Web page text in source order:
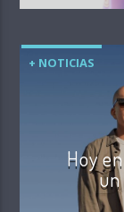
+ NOTICIAS
Hoy
un